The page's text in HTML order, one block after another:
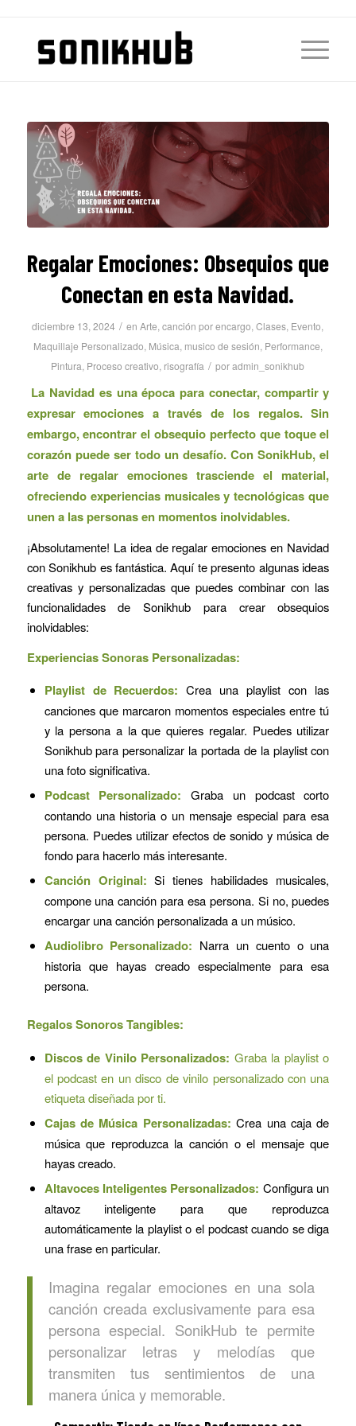
Regalar Emociones: Obsequios que
Conectan en esta Navidad.
diciembre 13, 2024 / enArte,canción por encargo,Clases, Evento,
Maquillaje Personalizado, Música, musico de sesión, Performance,
Pintura, Proceso creativo, risografía / poradmin_sonikhub
La Navidad es una época para conectar, compartir y
expresar emociones a través de los regalos. Sin
embargo, encontrar el obsequio perfecto que toque el
corazón puede ser todo un desafío. Con SonikHub, el
arte de regalar emociones trasciende el material,
ofreciendo experiencias musicales y tecnológicas que
unen a las personas en momentos inolvidables.
¡Absolutamente! La idea de regalar emociones en Navidad
con Sonikhub es fantástica. Aquí te presento algunas ideas
creativas y personalizadas que puedes combinar con las
funcionalidades de Sonikhub para crear obsequios
inolvidables:
Experiencias Sonoras Personalizadas:
Playlist de Recuerdos: Crea una playlist con las
canciones que marcaron momentos especiales entre tú
y la persona a la que quieres regalar. Puedes utilizar
Sonikhub para personalizar la portada de la playlist con
una foto significativa.
Podcast Personalizado: Graba un podcast corto
contando una historia o un mensaje especial para esa
persona. Puedes utilizar efectos de sonido y música de
fondo para hacerlo más interesante.
Canción Original: Si tienes habilidades musicales,
compone una canción para esa persona. Si no, puedes
encargar una canción personalizada a un músico.
Audiolibro Personalizado: Narra un cuento o una
historia que hayas creado especialmente para esa
persona.
Regalos Sonoros Tangibles:
Discos de Vinilo Personalizados: Graba la playlist o
el podcast en un disco de vinilo personalizado con una
etiqueta diseñada por ti.
Cajas de Música Personalizadas: Crea una caja de
música que reproduzca la canción o el mensaje que
hayas creado.
Altavoces Inteligentes Personalizados: Configura un
altavoz inteligente para que reproduzca
automáticamente la playlist o el podcast cuando se diga
una frase en particular.
Imagina regalar emociones en una sola
canción creada exclusivamente para esa
persona especial. SonikHub te permite
personalizar letras y melodías que
transmiten tus sentimientos de una
manera única y memorable.